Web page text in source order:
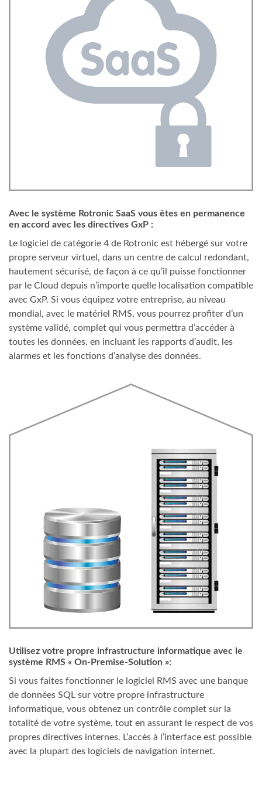
Avec le système Rotronic SaaS vous êtes en permanence
en accord avec les directives GxP :
Le logiciel de catégorie 4 de Rotronic est hébergé sur votre
propre serveur virtuel, dans un centre de calcul redondant,
hautement sécurisé, de façon à ce qu’il puisse fonctionner
par le Cloud depuis n’importe quelle localisation compatible
avec GxP. Si vous équipez votre entreprise, au niveau
mondial, avec le matériel RMS, vous pourrez profiter d’un
système validé, complet qui vous permettra d’accéder à
toutes les données, en incluant les rapports d’audit, les
alarmes et les fonctions d’analyse des données.
Utilisez votre propre infrastructure informatique avec le
système RMS « On-Premise-Solution »:
Si vous faites fonctionner le logiciel RMS avec une banque
de données SQL sur votre propre infrastructure
informatique, vous obtenez un contrôle complet sur la
totalité de votre système, tout en assurant le respect de vos
propres directives internes. L’accès à l’interface est possible
avec la plupart des logiciels de navigation internet.